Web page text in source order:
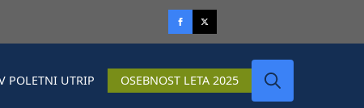
POLETNI UTRIP OSEBNOST LETA 2025